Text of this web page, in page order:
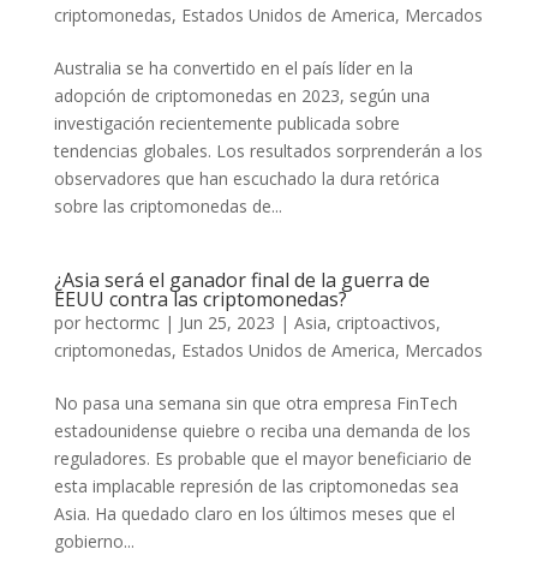
criptomonedas, Estados Unidos de America, Mercados
Australia se ha convertido en el país líder en la
adopción de criptomonedas en 2023, según una
investigación recientemente publicada sobre
tendencias globales. Los resultados sorprenderán a los
observadores que han escuchado la dura retórica
sobre las criptomonedas de...
¿Asia será el ganador final de la guerra de
EEUU contra las criptomonedas?
por hectormc| Jun 25, 2023 | Asia, criptoactivos,
criptomonedas, Estados Unidos de America, Mercados
No pasa una semana sin que otra empresa FinTech
estadounidense quiebre o reciba una demanda de los
reguladores. Es probable que el mayor beneficiario de
esta implacable represión de las criptomonedas sea
Asia. Ha quedado claro en los últimos meses que el
gobierno...